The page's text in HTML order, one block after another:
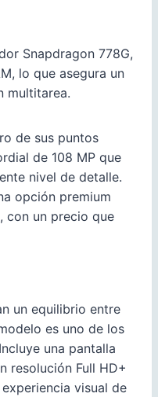
Snapdragon 778G,
lo que asegura un
multitarea.
de sus puntos
de 108 MP que
nivel de detalle.
opción premium
con un precio que
un equilibrio entre
es uno de los
una pantalla
resolución Full HD+
visual de